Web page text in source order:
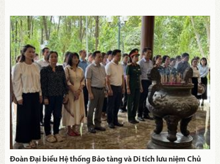
Đoàn Đại biểu Hệ thống Bảo tàng và Di tích lưu niệm Chủ